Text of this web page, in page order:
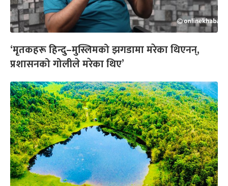
‘मृतकहरू हिन्दु–मुस्लिमको झगडामा मरेका थिएनन्,
प्रशासनको गोलीले मरेका थिए’